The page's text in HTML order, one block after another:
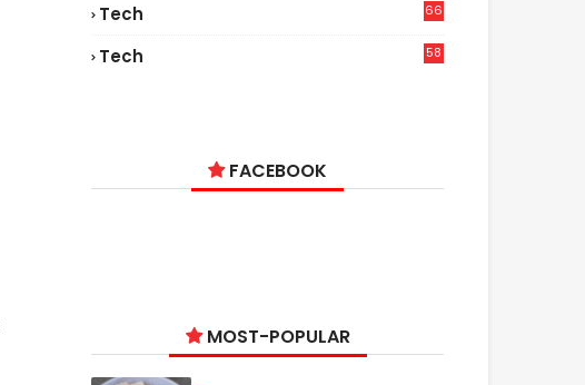
Tech
66
Tech
58
FACEBOOK
MOST-POPULAR